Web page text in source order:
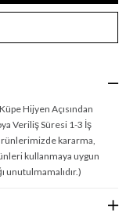
Hijyen Açısından
Veriliş Süresi 1-3 İş
kararma,
kullanmaya uygun
unutulmamalıdır.)